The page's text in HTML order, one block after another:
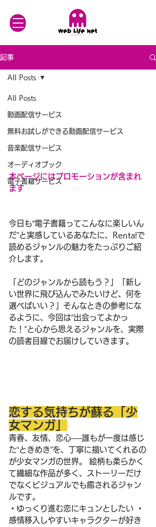
記事
All Posts
動画配信サービス
無料お試しができる動画配信サービス
音楽配信サービス
オーディオブック
電子書籍サービス
All Posts
本ページにはプロモーションが含まれ
ます
今日も“電子書籍ってこんなに楽しいん
だ”と実感しているあなたに、Renta!で
読めるジャンルの魅力をたっぷりご紹
介します。
「どのジャンルから読もう？」「新し
い世界に飛び込んでみたいけど、何を
選べばいい？」そんなときの参考にな
るように、今回は“出会ってよかっ
た！”と心から思えるジャンルを、実際
の読者目線でお届けしていきます。
恋する気持ちが蘇る「少
女マンガ」
青春、友情、恋心──誰もが一度は感じ
た“ときめき”を、丁寧に描いてくれるの
が少女マンガの世界。 絵柄も柔らかく
て繊細な作品が多く、ストーリーだけ
でなくビジュアルでも癒されるジャン
ルです。
・ゆっくり進む恋にキュンとしたい ・
感情移入しやすいキャラクターが好き